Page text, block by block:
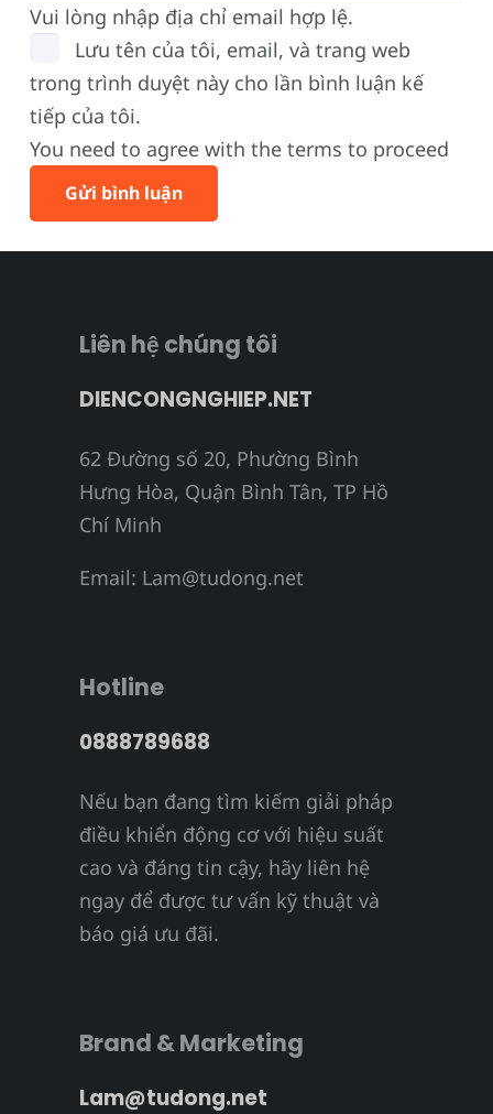
Vui lòng nhập địa chỉ email hợp lệ.
Lưu tên của tôi, email, và trang web
trong trình duyệt này cho lần bình luận kế
tiếp của tôi.
You need to agree with the terms to proceed
Gửi bình luận
Liên hệ chúng tôi
DIENCONGNGHIEP.NET
62 Đường số 20, Phường Bình
Hưng Hòa, Quận Bình Tân, TP Hồ
Chí Minh
Email: Lam@tudong.net
Hotline
0888789688
Nếu bạn đang tìm kiếm giải pháp
điều khiển động cơ với hiệu suất
cao và đáng tin cậy, hãy liên hệ
ngay để được tư vấn kỹ thuật và
báo giá ưu đãi.
Brand & Marketing
Lam@tudong.net